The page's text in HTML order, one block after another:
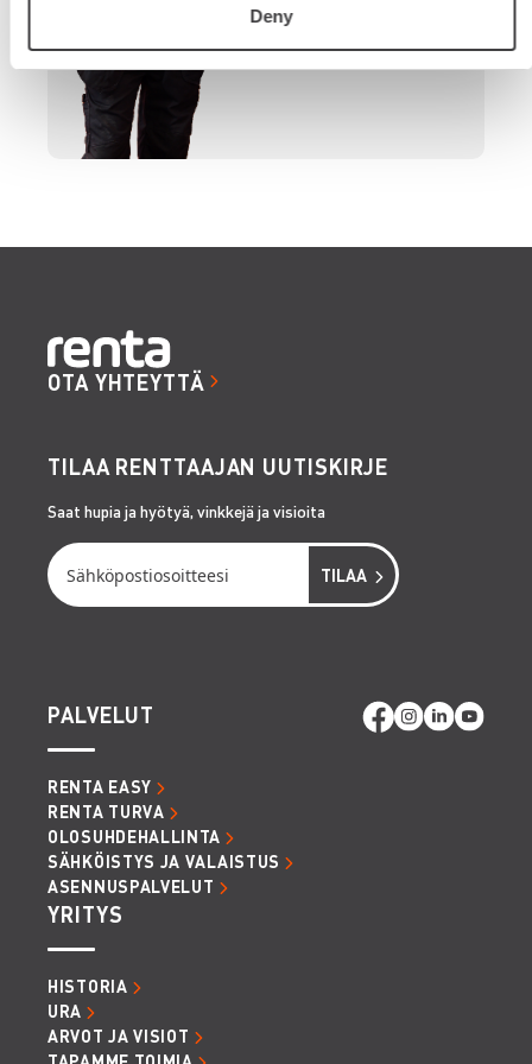
Deny
OTA YHTEYTTÄ
TILAA RENTTAAJAN UUTISKIRJE
Saat hupia ja hyötyä, vinkkejä ja visioita
PALVELUT
RENTA EASY
RENTA TURVA
OLOSUHDEHALLINTA
SÄHKÖISTYS JA VALAISTUS
ASENNUSPALVELUT
YRITYS
HISTORIA
URA
ARVOT JA VISIOT